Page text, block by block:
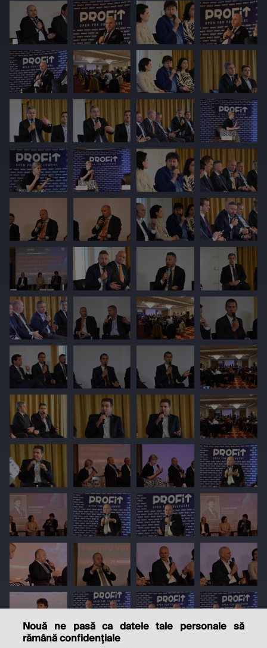
Nouă ne pasă ca datele tale personale să
rămână confidențiale